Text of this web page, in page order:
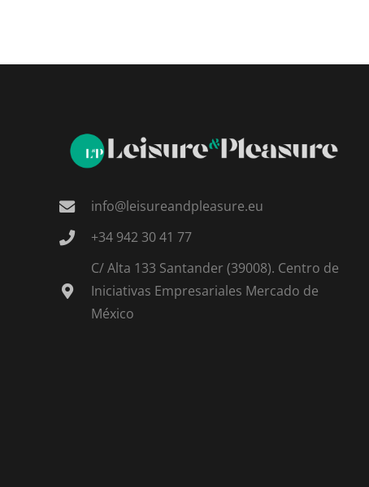
info@leisureandpleasure.eu
+34 942 30 41 77
C/ Alta 133 Santander (39008). Centro de
Iniciativas Empresariales Mercado de
México